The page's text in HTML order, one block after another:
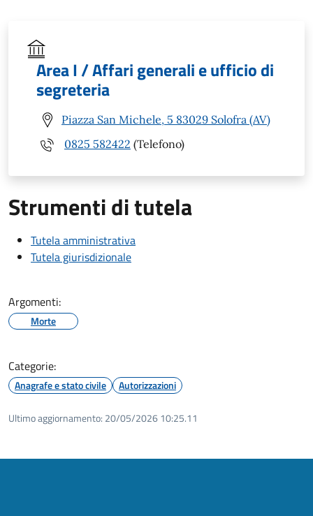
Area I / Affari generali e ufficio di
segreteria
Piazza San Michele, 5 83029 Solofra (AV)
0825 582422 (Telefono)
Strumenti di tutela
Tutela amministrativa
Tutela giurisdizionale
Argomenti:
Morte
Categorie:
Anagrafe e stato civile Autorizzazioni
Ultimo aggiornamento: 20/05/2026 10:25.11